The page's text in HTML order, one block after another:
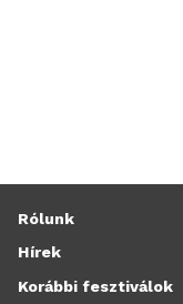
Rólunk
Hírek
Korábbi fesztiválok